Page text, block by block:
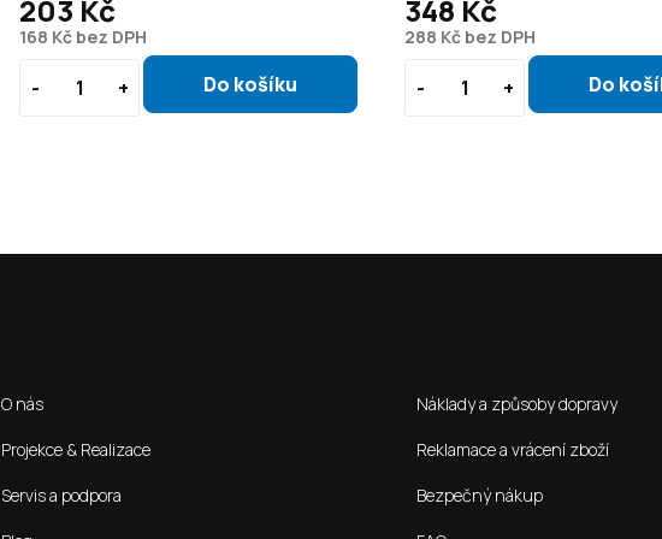
168 Kč bez DPH
203 Kč
288 Kč bez DPH
348 Kč
O nás
Projekce & Realizace
Servis a podpora
Náklady a způsoby dopravy
Reklamace a vrácení zboží
Bezpečný nákup